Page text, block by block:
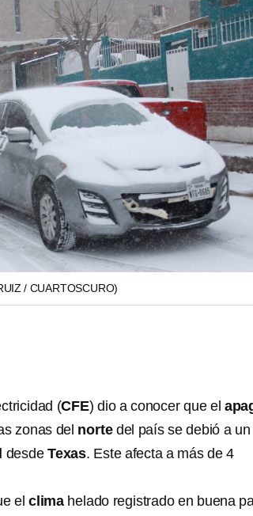
/ CUARTOSCURO)
(CFE) dio a conocer que el
zonas del nortedel país se debió a un
desdeTexas. Este afecta a más de 4
elclima helado registrado en buena